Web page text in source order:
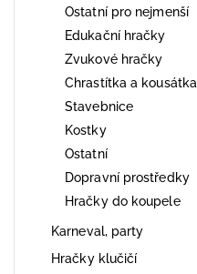
Ostatní pro nejmenší
Edukační hračky
Zvukové hračky
Chrastítka a kousátka
Stavebnice
Kostky
Ostatní
Dopravní prostředky
Hračky do koupele
Karneval, party
Hračky klučičí